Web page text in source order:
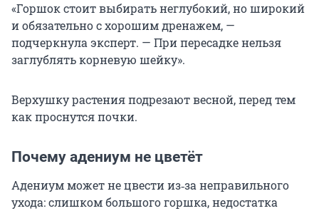
«Горшок стоит выбирать неглубокий, но широкий
и обязательно с хорошим дренажем, —
подчеркнула эксперт. — При пересадке нельзя
заглублять корневую шейку».
Верхушку растения подрезают весной, перед тем
как проснутся почки.
Почему адениум не цветёт
Адениум может не цвести из‑за неправильного
ухода: слишком большого горшка, недостатка